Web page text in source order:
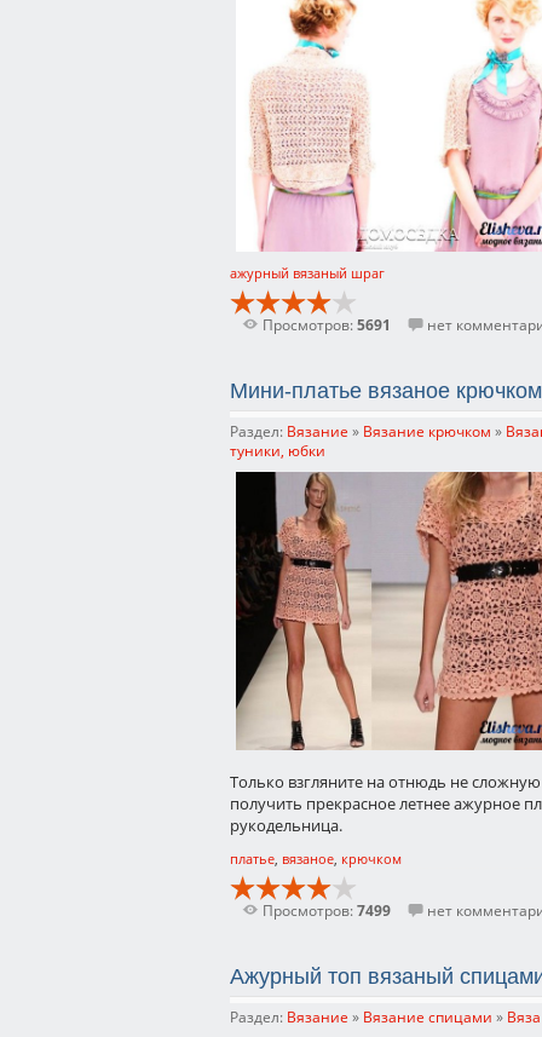
ажурный вязаный шраг
Просмотров:5691 нет
Мини-платье вязаное крючком
Раздел: Вязание » Вязание крючком »
туники, юбки
Только взгляните на отнюдь не
получить прекрасное летнее ажурное
рукодельница.
платье, вязаное, крючком
Просмотров:7499 нет
Ажурный топ вязаный
Раздел: Вязание » Вязание спицами »